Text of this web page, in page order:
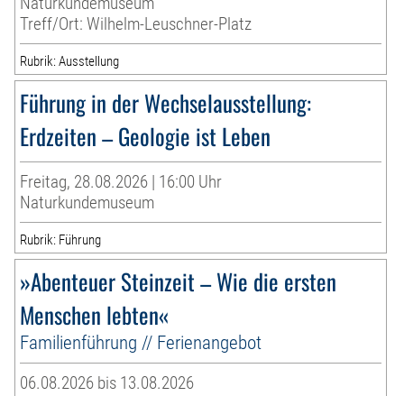
Treff/Ort: Wilhelm-Leuschner-Platz
Rubrik: Ausstellung
Führung in der Wechselausstellung:
Erdzeiten – Geologie ist Leben
Freitag, 28.08.2026 | 16:00 Uhr
Naturkundemuseum
Rubrik: Führung
»Abenteuer Steinzeit – Wie die ersten
Menschen lebten«
Familienführung // Ferienangebot
06.08.2026 bis 13.08.2026